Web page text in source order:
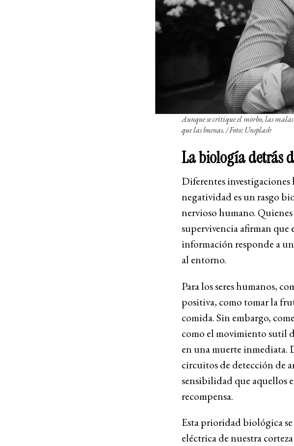
Aunque se critique el morbo, las
que las buenas. / Foto: Unsplash
La biología detrás
Diferentes investigaciones
negatividad es un rasgo
nervioso humano.
supervivencia afirman que
información responde a
al entorno.
Para los seres humanos,
positiva, como tomar la
comida. Sin embargo,
como el movimiento sutil
en una muerte inmediata.
circuitos de detección de
sensibilidad que aquellos
recompensa.
Esta prioridad biológica
eléctrica de nuestra